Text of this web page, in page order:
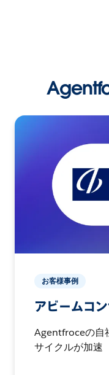
お客様事例
アビームコ
Agentfroceの自
サイクルが加速